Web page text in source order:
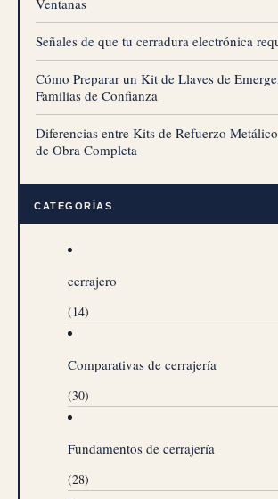
Señales de que tu cerradura electrónica
Cómo Preparar un Kit de Llaves de
Familias de Confianza
Diferencias entre Kits de Refuerzo
de Obra Completa
CATEGORÍAS
cerrajero
(14)
Comparativas de cerrajería
(30)
Fundamentos de cerrajería
(28)